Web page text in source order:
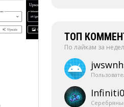
ТОП
По лайкам за